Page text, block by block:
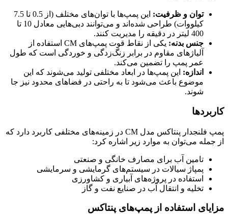
توان و ظرفیت:
این پمپ‌ها با توان‌های مختلف (از 0.5 تا 7.5
کیلووات) طراحی شده‌اند و می‌توانند دبی‌هایی معادل 10 تا
400 لیتر در دقیقه را مدیریت کنند.
جنس بدنه:
یکی از نقاط قوت پمپ‌های CM استفاده از
آلیاژهای مقاوم در برابر زنگ‌زدگی و خوردگی است که طول
عمر پمپ را تضمین می‌کند.
اندازه: این پمپ‌ها در ابعاد مختلفی تولید می‌شوند که این
موضوع باعث می‌شود تا به راحتی در فضاهای محدود نیز جا
شوند.
کاربردها
پمپ فلنجدار پنتاکس مدل CM در زمینه‌های مختلفی کاربرد دارد که
از جمله می‌توان به موارد زیر اشاره کرد:
تامین آب برای مصارف خانگی و صنعتی
پمپاژ سیالات در سیستم‌های گرمایشی و سرمایشی
استفاده در پروژه‌های آبیاری و کشاورزی
تخلیه و انتقال آب در صنایع نفت و گاز
مزایای استفاده از پمپ‌های پنتاکس